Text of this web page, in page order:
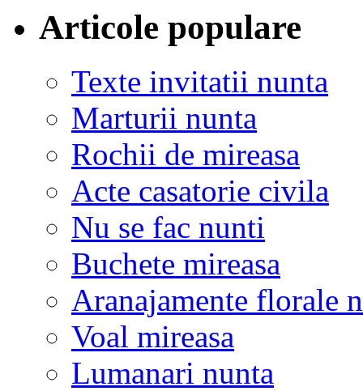
Articole populare
Texte invitatii nunta
Marturii nunta
Rochii de mireasa
Acte casatorie civila
Nu se fac nunti
Buchete mireasa
Aranajamente florale
Voal mireasa
Lumanari nunta